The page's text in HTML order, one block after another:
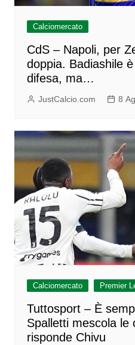
Calciomercato
CdS – Napoli, per
doppia. Badiashile
difesa, ma…
JustCalcio.com 8
Calciomercato Premier
Tuttosport – È
Spalletti mescola le
risponde Chivu